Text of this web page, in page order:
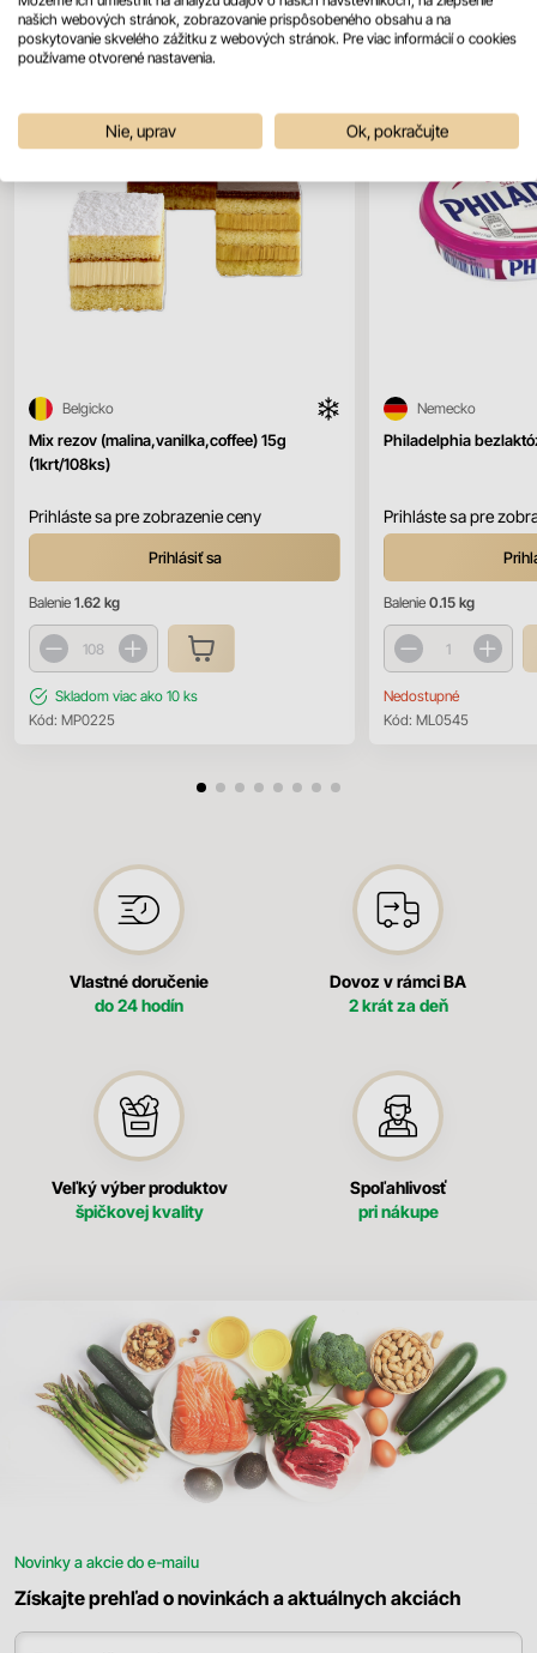
Mix rezov (malina,vanilka,coffee) 15g
(1krt/108ks)
Belgicko
Prihláste sa pre zobrazenie ceny
Prihlásiť sa
Balenie 1.62 kg
Skladom viac ako 10 ks
Kód: MP0225
Philadelphia
Nemecko
Prihláste sa pre
Balenie 0.15 kg
Nedostupné
Kód: ML0545
Vlastné doručenie
do 24 hodín
Dovoz v rámci BA
2 krát za deň
Veľký výber produktov
špičkovej kvality
Spoľahlivosť
pri nákupe
Novinky a akcie do e-mailu
Získajte prehľad o novinkách a aktuálnych akciách
našich webových stránok, zobrazovanie prispôsobeného obsahu a na
poskytovanie skvelého zážitku z webových stránok. Pre viac informácií o cookies
používame otvorené nastavenia.
Nie, uprav Ok, pokračujte